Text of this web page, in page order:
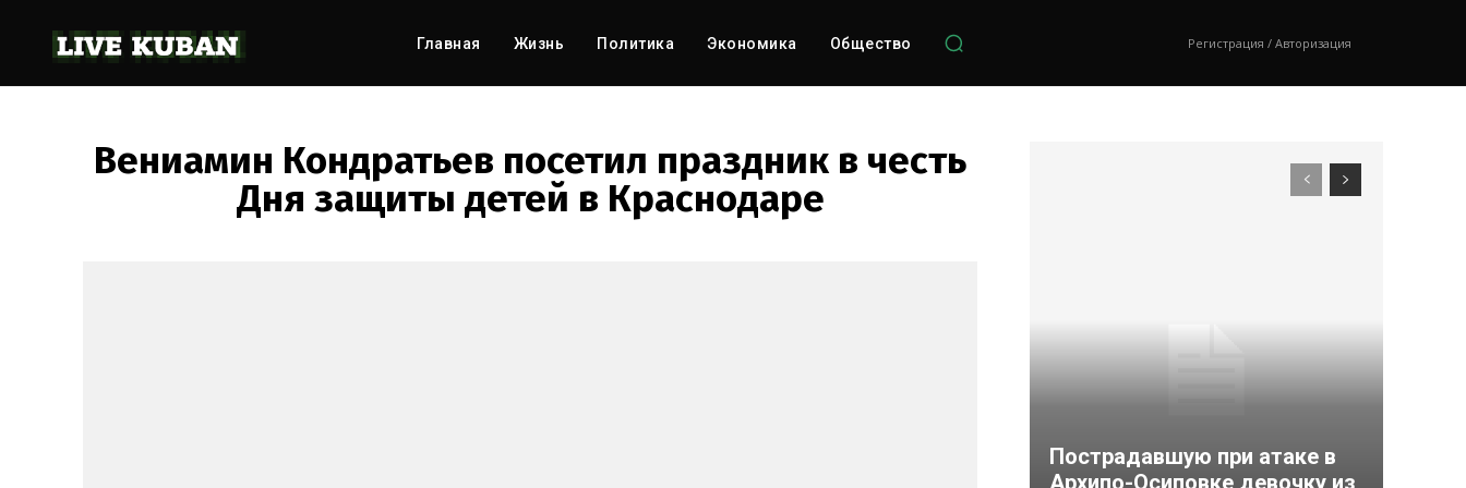
Главная Жизнь Политика Экономика Общество Регистрация / Авторизация
Вениамин Кондратьев посетил праздник в честь
Дня защиты детей в Краснодаре
Пострадавшую при атаке в
Архипо-Осиповке девочку из